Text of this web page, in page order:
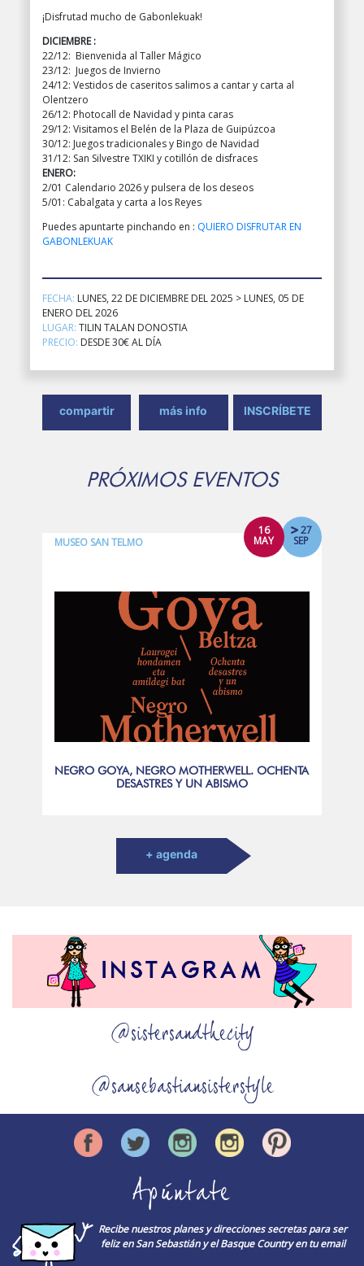
¡Disfrutad mucho de Gabonlekuak!
DICIEMBRE :
22/12: Bienvenida al Taller Mágico
23/12: Juegos de Invierno
24/12: Vestidos de caseritos salimos a cantar y carta al
Olentzero
26/12: Photocall de Navidad y pinta caras
29/12: Visitamos el Belén de la Plaza de Guipúzcoa
30/12: Juegos tradicionales y Bingo de Navidad
31/12: San Silvestre TXIKI y cotillón de disfraces
ENERO:
2/01 Calendario 2026 y pulsera de los deseos
5/01: Cabalgata y carta a los Reyes
Puedes apuntarte pinchando en : QUIERO DISFRUTAR EN
GABONLEKUAK
FECHA: LUNES, 22 DE DICIEMBRE DEL 2025 > LUNES, 05 DE
ENERO DEL 2026
LUGAR:TILIN TALAN DONOSTIA
PRECIO: DESDE 30€ AL DÍA
compartir más info INSCRÍBETE
PRÓXIMOS EVENTOS
16
MAY
27
SEP
MUSEO SAN TELMO
NEGRO GOYA, NEGRO MOTHERWELL. OCHENTA
DESASTRES Y UN ABISMO
+ agenda
@sistersandthecity
@sansebastiansisterstyle
Apúntate
Recibe nuestros planes y direcciones secretas para ser
feliz en San Sebastián y el Basque Country en tu email